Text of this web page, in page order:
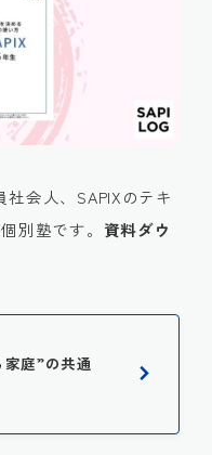
会人、SAPIXのテキ
別塾です。 資料ダウ
庭”の共通